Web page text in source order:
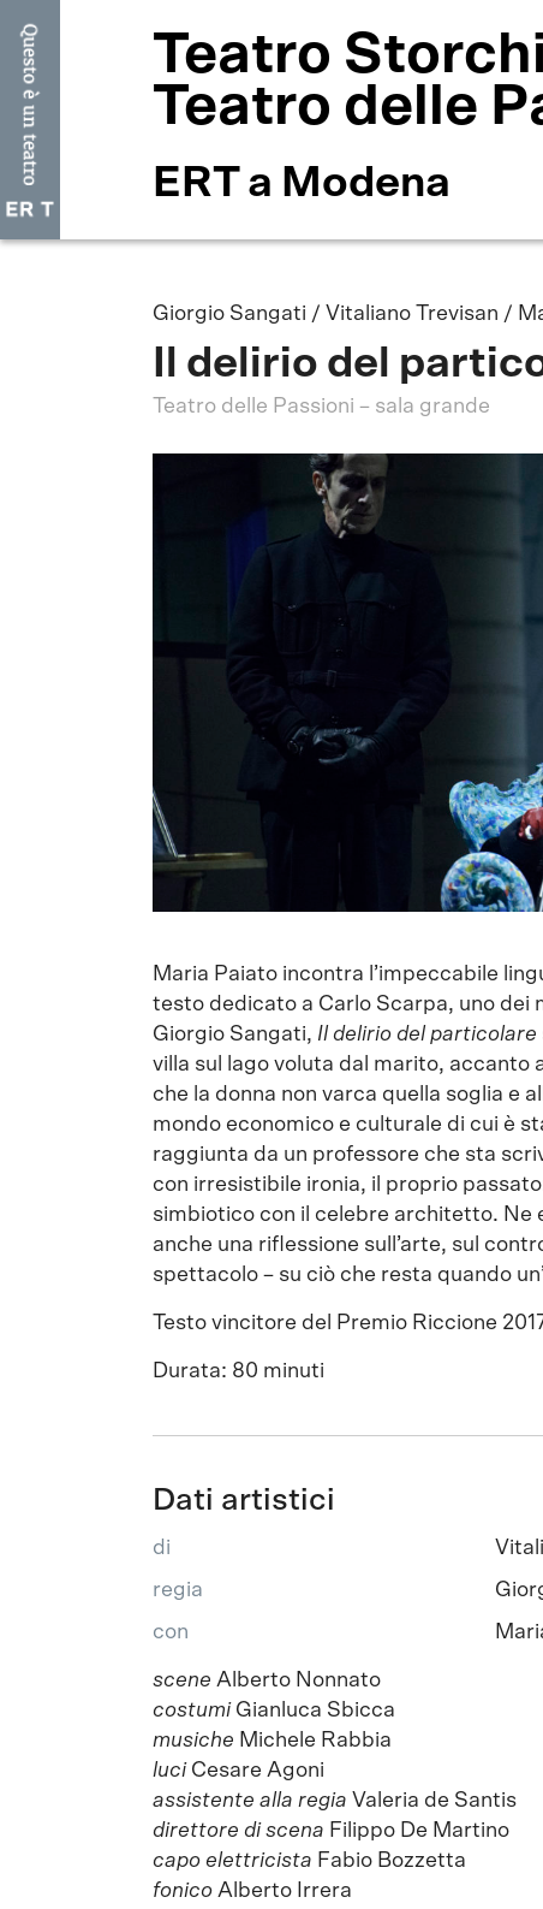
Teatro Storchi
Teatro delle
ERT a Modena
Giorgio Sangati / Vitaliano Trevisan /
Il delirio del
Teatro delle Passioni – sala grande
Maria Paiato incontra l’impeccabile
testo dedicato a Carlo Scarpa, uno dei
Giorgio Sangati, Il delirio del particolare
villa sul lago voluta dal marito, accanto
che la donna non varca quella soglia e
mondo economico e culturale di cui è
raggiunta da un professore che sta
con irresistibile ironia, il proprio
simbiotico con il celebre architetto. Ne
anche una riflessione sull’arte, sul
spettacolo – su ciò che resta quando
Testo vincitore del Premio Riccione
Durata: 80 minuti
Dati artistici
di
regia
con
scene Alberto Nonnato
costumi Gianluca Sbicca
musiche Michele Rabbia
luci Cesare Agoni
assistente alla regia Valeria de Santis
direttore di scena Filippo De Martino
capo elettricista Fabio Bozzetta
fonico Alberto Irrera